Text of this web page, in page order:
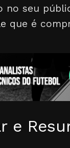
seu
que é
e